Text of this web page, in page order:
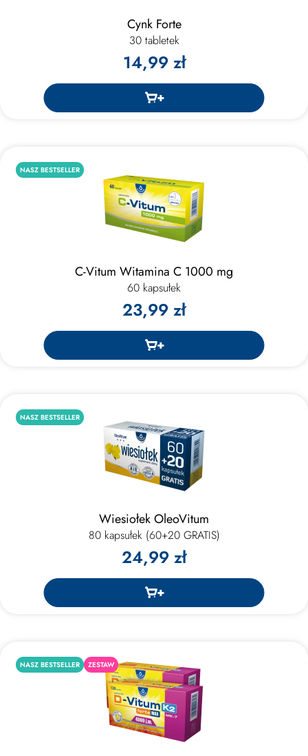
Cynk Forte
30 tabletek
14,99 zł
NASZ BESTSELLER
C-Vitum Witamina C 1000 mg
60 kapsułek
23,99 zł
NASZ BESTSELLER
Wiesiołek OleoVitum
80 kapsułek (60+20 GRATIS)
24,99 zł
NASZ BESTSELLER ZESTAW